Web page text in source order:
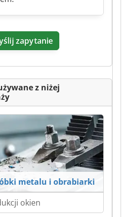
zapytanie
z niżej
metalu i obrabiarki
okien